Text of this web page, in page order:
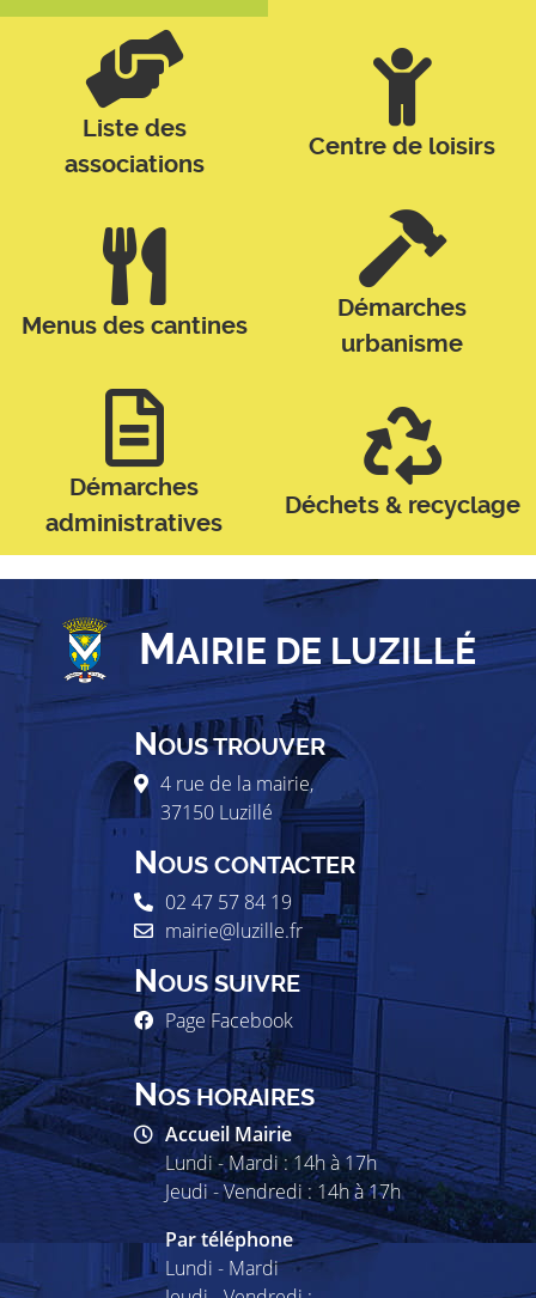
Liste des
associations
Centre de loisirs
Menus des cantines
Démarches
urbanisme
Démarches
administratives
Déchets & recyclage
MAIRIE DE LUZILLÉ
NOUS TROUVER
4 rue de la mairie,
37150 Luzillé
NOUS CONTACTER
02 47 57 84 19
mairie@luzille.fr
NOUS SUIVRE
Page Facebook
NOS HORAIRES
Accueil Mairie
Lundi - Mardi : 14h à 17h
Jeudi - Vendredi : 14h à 17h
Par téléphone
Lundi - Mardi